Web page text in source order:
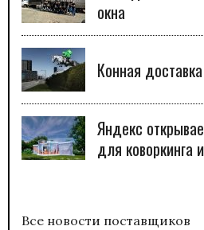
окна
Конная
Яндекс
для коворкинга
Все новости поставщиков